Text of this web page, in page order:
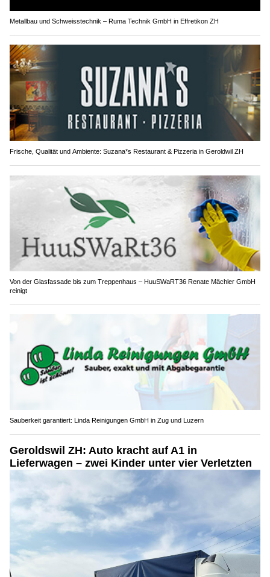
Metallbau und Schweisstechnik – Ruma Technik GmbH in Effretikon ZH
Frische, Qualität und Ambiente: Suzana*s Restaurant & Pizzeria in Geroldwil ZH
Von der Glasfassade bis zum Treppenhaus – HuuSWaRT36 Renate Mächler GmbH
reinigt
Sauberkeit garantiert: Linda Reinigungen GmbH in Zug und Luzern
Geroldswil ZH: Auto kracht auf A1 in
Lieferwagen – zwei Kinder unter vier Verletzten